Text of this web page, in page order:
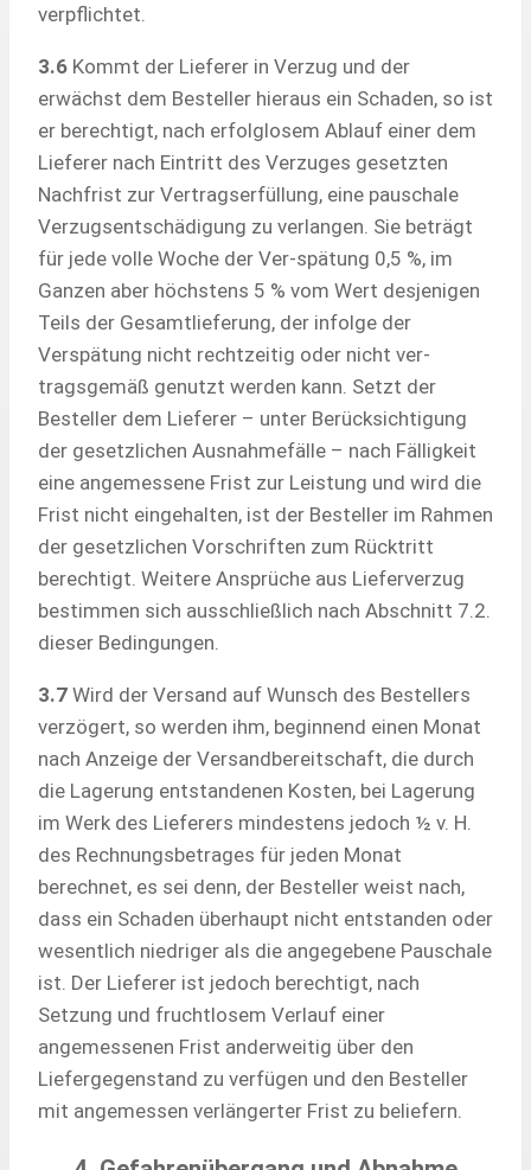
verpflichtet.
3.6 Kommt der Lieferer in Verzug und der
erwächst dem Besteller hieraus ein Schaden, so ist
er berechtigt, nach erfolglosem Ablauf einer dem
Lieferer nach Eintritt des Verzuges gesetzten
Nachfrist zur Vertragserfüllung, eine pauschale
Verzugsentschädigung zu verlangen. Sie beträgt
für jede volle Woche der Ver-spätung 0,5 %, im
Ganzen aber höchstens 5 % vom Wert desjenigen
Teils der Gesamtlieferung, der infolge der
Verspätung nicht rechtzeitig oder nicht ver-
tragsgemäß genutzt werden kann. Setzt der
Besteller dem Lieferer – unter Berücksichtigung
der gesetzlichen Ausnahmefälle – nach Fälligkeit
eine angemessene Frist zur Leistung und wird die
Frist nicht eingehalten, ist der Besteller im Rahmen
der gesetzlichen Vorschriften zum Rücktritt
berechtigt. Weitere Ansprüche aus Lieferverzug
bestimmen sich ausschließlich nach Abschnitt 7.2.
dieser Bedingungen.
3.7 Wird der Versand auf Wunsch des Bestellers
verzögert, so werden ihm, beginnend einen Monat
nach Anzeige der Versandbereitschaft, die durch
die Lagerung entstandenen Kosten, bei Lagerung
im Werk des Lieferers mindestens jedoch ½ v. H.
des Rechnungsbetrages für jeden Monat
berechnet, es sei denn, der Besteller weist nach,
dass ein Schaden überhaupt nicht entstanden oder
wesentlich niedriger als die angegebene Pauschale
ist. Der Lieferer ist jedoch berechtigt, nach
Setzung und fruchtlosem Verlauf einer
angemessenen Frist anderweitig über den
Liefergegenstand zu verfügen und den Besteller
mit angemessen verlängerter Frist zu beliefern.